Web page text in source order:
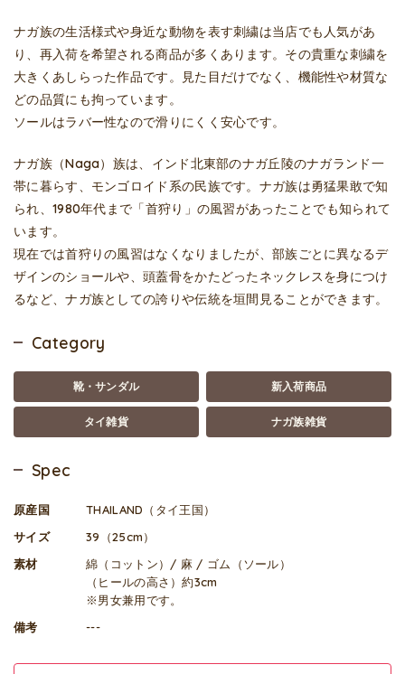
ナガ族の生活様式や身近な動物を表す刺繍は当店でも人気があ
り、再入荷を希望される商品が多くあります。その貴重な刺繍を
大きくあしらった作品です。見た目だけでなく、機能性や材質な
どの品質にも拘っています。
ソールはラバー性なので滑りにくく安心です。
ナガ族（Naga）族は、インド北東部のナガ丘陵のナガランド一
帯に暮らす、モンゴロイド系の民族です。ナガ族は勇猛果敢で知
られ、1980年代まで「首狩り」の風習があったことでも知られて
います。
現在では首狩りの風習はなくなりましたが、部族ごとに異なるデ
ザインのショールや、頭蓋骨をかたどったネックレスを身につけ
るなど、ナガ族としての誇りや伝統を垣間見ることができます。
Category
靴・サンダル 新入荷商品
タイ雑貨 ナガ族雑貨
Spec
原産国
THAILAND（タイ王国）
サイズ
39（25cm）
素材
綿（コットン）/ 麻 / ゴム（ソール）
（ヒールの高さ）約3cm
※男女兼用です。
備考
---